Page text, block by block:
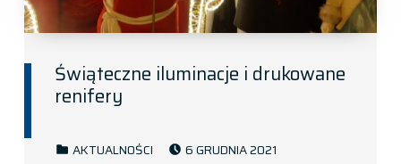
Świąteczne iluminacje i drukowane
renifery
AKTUALNOŚCI 6 GRUDNIA 2021